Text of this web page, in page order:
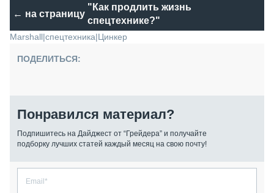
← на страницу
"Как продлить жизнь
спецтехнике?"
Marshall|спецтехника|Цинкер
ПОДЕЛИТЬСЯ:
Понравился материал?
Подпишитесь на Дайджест от “Грейдера” и получайте
подборку лучших статей каждый месяц на свою почту!